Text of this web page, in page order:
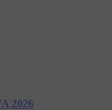
2026